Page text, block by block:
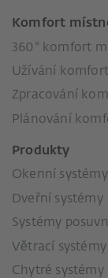
Komfort
360° komfort
Užívání
Zpracování
Plánování
Produkty
Okenní systémy
Dveřní systémy
Systémy
Větrací systémy
Chytré systémy